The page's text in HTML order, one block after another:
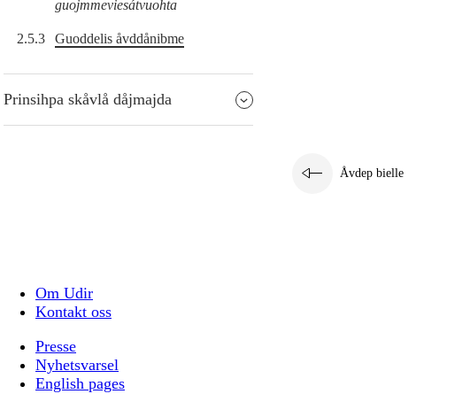
guojmmeviesátvuohta
2.5.3 Guoddelis åvddånibme
Prinsihpa skåvlå dåjmajda
Åvdep bielle
Om Udir
Kontakt oss
Presse
Nyhetsvarsel
English pages